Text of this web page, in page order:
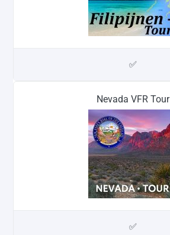
✅
Nevada VFR Tour
✅